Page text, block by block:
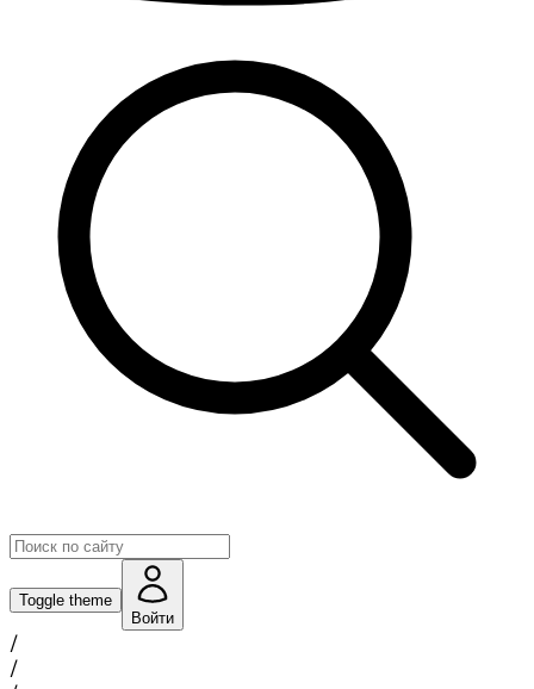
Toggle theme
Войти
/
/